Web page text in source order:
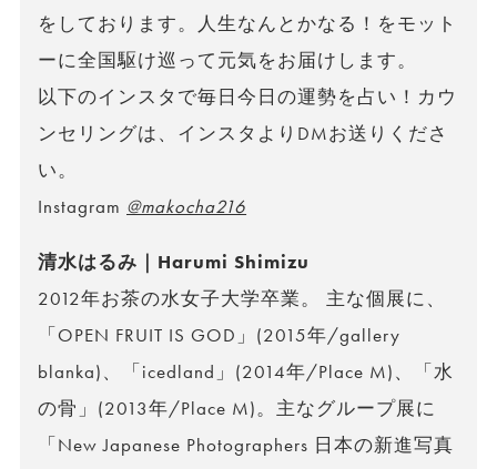
をしております。人生なんとかなる！をモット
ーに全国駆け巡って元気をお届けします。
以下のインスタで毎日今日の運勢を占い！カウ
ンセリングは、インスタよりDMお送りくださ
い。
Instagram @makocha216
清水はるみ｜Harumi Shimizu
2012年お茶の水女子大学卒業。 主な個展に、
「OPEN FRUIT IS GOD」(2015年/gallery
blanka)、「icedland」(2014年/Place M)、「水
の骨」(2013年/Place M)。主なグループ展に
「New Japanese Photographers 日本の新進写真